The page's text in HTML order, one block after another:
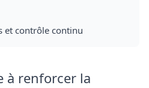
et contrôle continu
à renforcer la